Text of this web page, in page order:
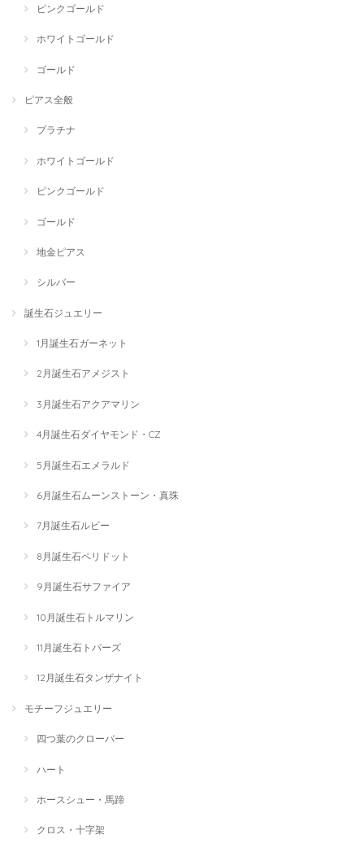
ピンクゴールド
ホワイトゴールド
ゴールド
ピアス全般
プラチナ
ホワイトゴールド
ピンクゴールド
ゴールド
地金ピアス
シルバー
誕生石ジュエリー
1月誕生石ガーネット
2月誕生石アメジスト
3月誕生石アクアマリン
4月誕生石ダイヤモンド・CZ
5月誕生石エメラルド
6月誕生石ムーンストーン・真珠
7月誕生石ルビー
8月誕生石ペリドット
9月誕生石サファイア
10月誕生石トルマリン
11月誕生石トパーズ
12月誕生石タンザナイト
モチーフジュエリー
四つ葉のクローバー
ハート
ホースシュー・馬蹄
クロス・十字架